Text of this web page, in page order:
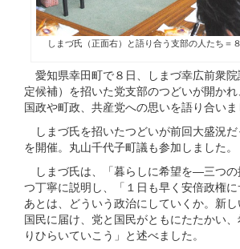
しまづ氏（正面右）と語り合う支部の人たち＝
愛知県幸田町で８日、しまづ幸広前衆
定候補）を招いた党支部のつどいが開かれ
国政や町政、共産党への思いを語り合いま
しまづ氏を招いたつどいが前回大盛況
を開催。丸山千代子町議も参加しました。
しまづ氏は、「暮らしに希望を―三つの
つ丁寧に説明し、「１日も早く安倍政権
あとは、どういう政治にしていくか。新し
国民に届け、党と国民がともにたたかい
りひらいていこう」と述べました。